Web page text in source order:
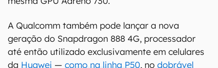
00:00 /04:07
Assim, esperamos o processador com um núcleo
Cortex-X2 de 3 GHz, três núcleos Cortex-A710